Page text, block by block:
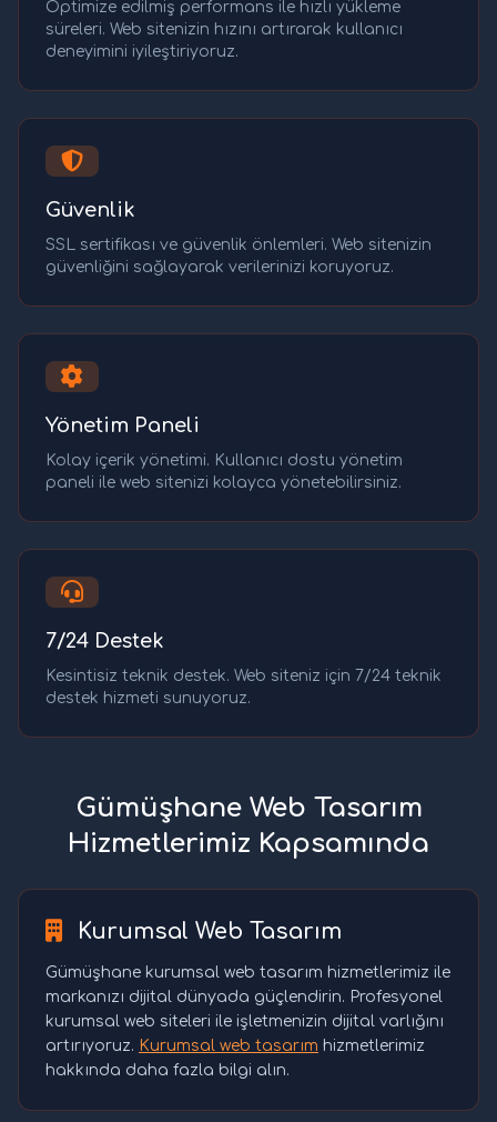
Optimize edilmiş performans ile hızlı yükleme
süreleri. Web sitenizin hızını artırarak kullanıcı
deneyimini iyileştiriyoruz.
Güvenlik
SSL sertifikası ve güvenlik önlemleri. Web sitenizin
güvenliğini sağlayarak verilerinizi koruyoruz.
Yönetim Paneli
Kolay içerik yönetimi. Kullanıcı dostu yönetim
paneli ile web sitenizi kolayca yönetebilirsiniz.
7/24 Destek
Kesintisiz teknik destek. Web siteniz için 7/24 teknik
destek hizmeti sunuyoruz.
Gümüşhane Web Tasarım
Hizmetlerimiz Kapsamında
Kurumsal Web Tasarım
Gümüşhane kurumsal web tasarım hizmetlerimiz ile
markanızı dijital dünyada güçlendirin. Profesyonel
kurumsal web siteleri ile işletmenizin dijital varlığını
artırıyoruz. Kurumsal web tasarım hizmetlerimiz
hakkında daha fazla bilgi alın.